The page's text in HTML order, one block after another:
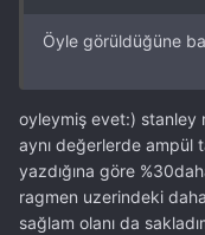
Öyle görüldüğüne
oyleymiş evet:) stanley
aynı değerlerde ampül
yazdığına göre
ragmen uzerindeki
sağlam olanı da